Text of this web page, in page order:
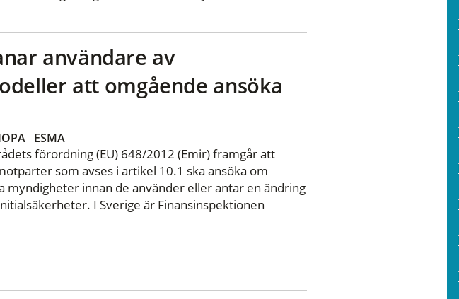
användare av
att omgående ansöka
ESMA
förordning (EU) 648/2012 (Emir) framgår att
som avses i artikel 10.1 ska ansöka om
myndigheter innan de använder eller antar en ändring
I Sverige är Finansinspektionen